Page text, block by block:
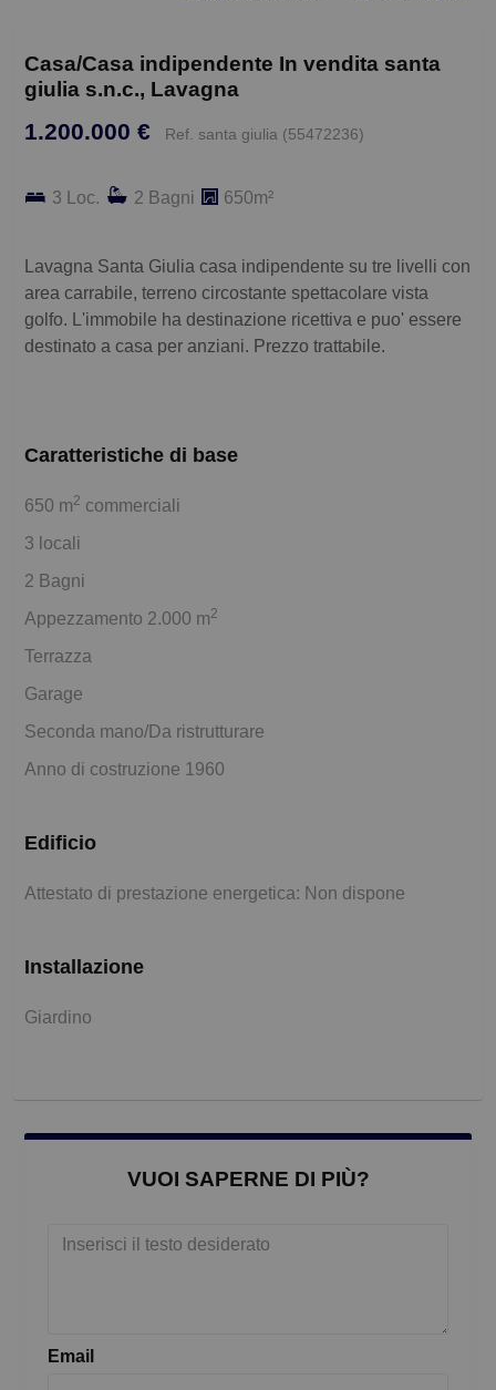
Casa/Casa indipendente In vendita santa
giulia s.n.c., Lavagna
1.200.000 € Ref. santa giulia (55472236)
3 Loc. 2 Bagni 650m²
area carrabile, terreno circostante spettacolare vista
golfo. L'immobile ha destinazione ricettiva e puo' essere
destinato a casa per anziani. Prezzo trattabile.
Caratteristiche di base
650 m2 commerciali
3 locali
2 Bagni
Appezzamento 2.000 m2
Terrazza
Garage
Seconda mano/Da ristrutturare
Anno di costruzione 1960
Edificio
Attestato di prestazione energetica: Non dispone
Installazione
Giardino
VUOI SAPERNE DI PIÙ?
Email